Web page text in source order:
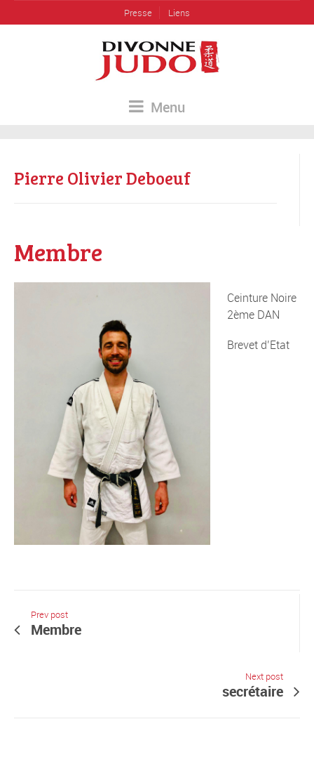
Presse Liens
Menu
Pierre Olivier Deboeuf
Membre
Ceinture Noire
2ème DAN
Brevet d’Etat
Prev post
Membre
Next post
secrétaire